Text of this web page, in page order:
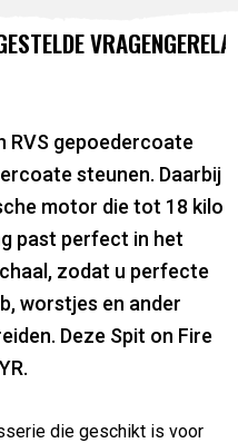
VRAGEN
RVS gepoedercoate
steunen. Daarbij
motor die tot 18 kilo
past perfect in het
zodat u perfecte
worstjes en ander
Deze Spit on Fire
die geschikt is voor